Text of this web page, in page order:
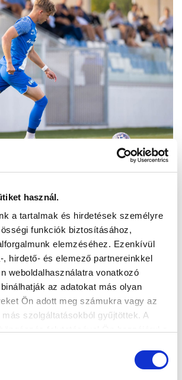
használ.
a tartalmak és hirdetések személyre
funkciók biztosításához,
elemzéséhez. Ezenkívül
, hirdető- és elemező partnereinkkel
weboldalhasználatra vonatkozó
az adatokat más olyan
Ön adott meg számukra vagy az
szolgáltatásokból gyűjtöttek. A